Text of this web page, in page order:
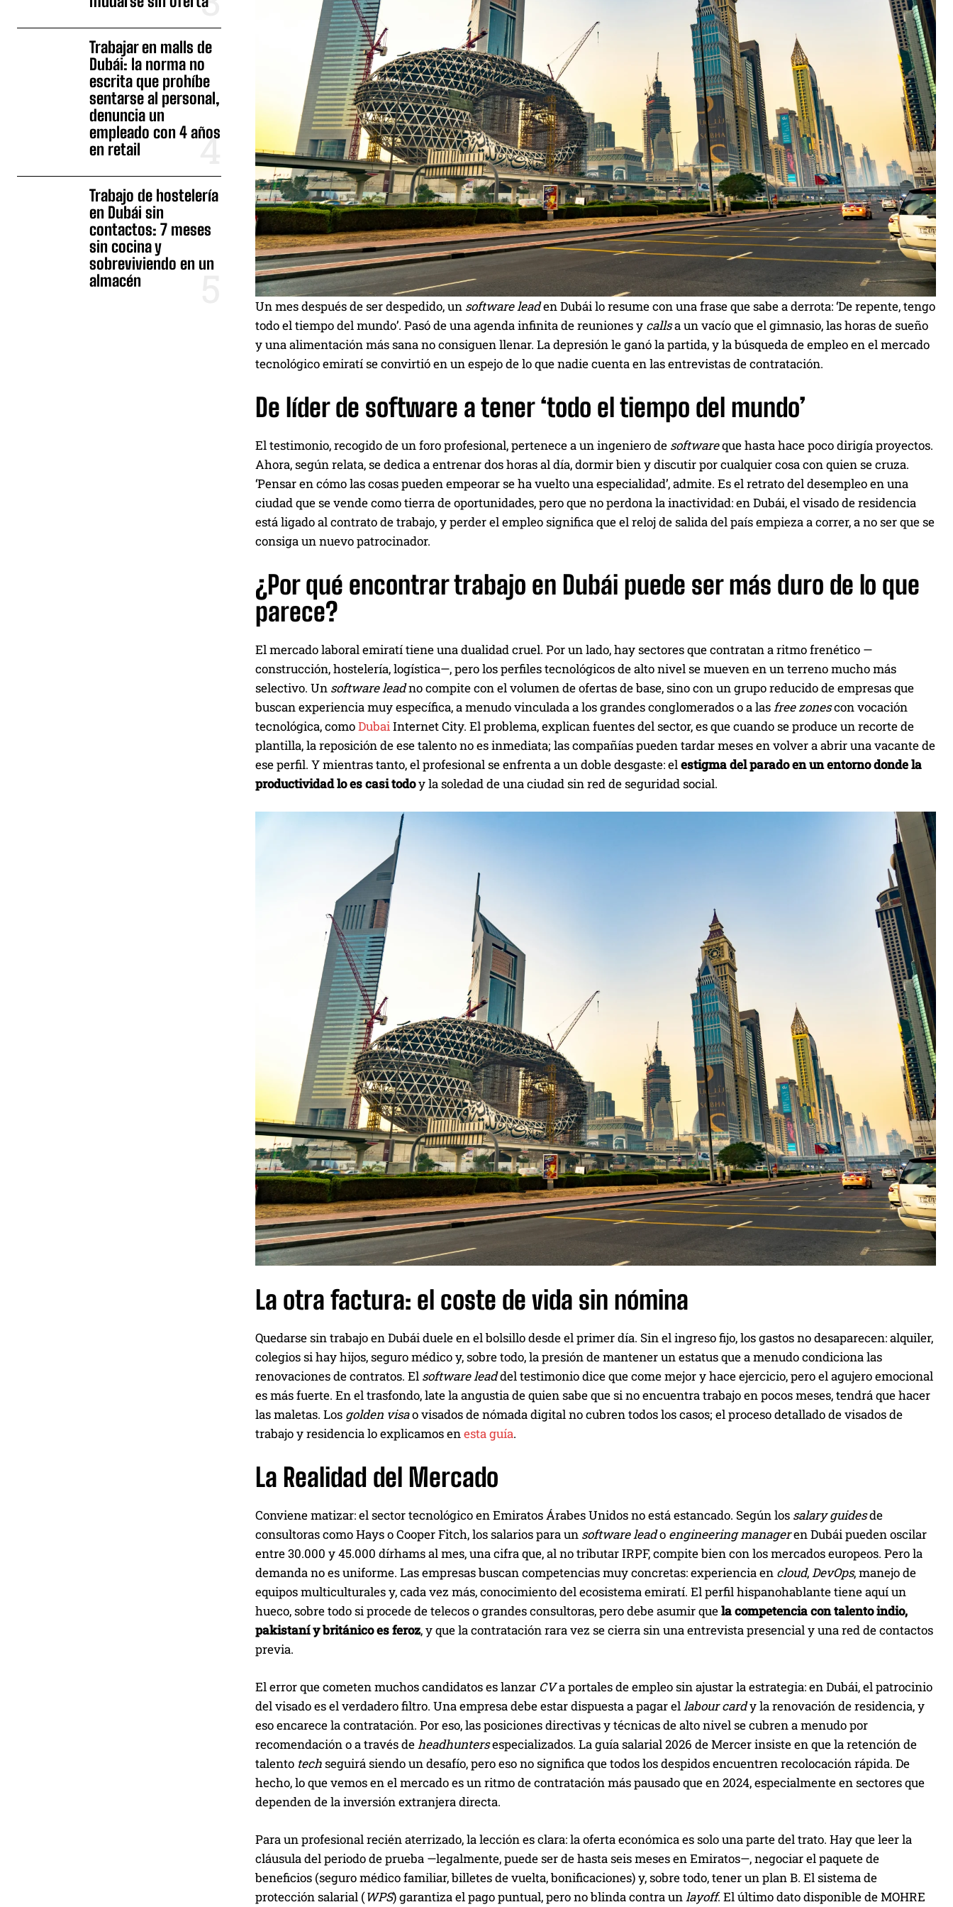
Trabajar en malls de
Dubái: la norma no
escrita que prohíbe
sentarse al personal,
denuncia un
empleado con 4 años
en retail
Trabajo de hostelería
en Dubái sin
contactos: 7 meses
sin cocina y
sobreviviendo en un
almacén
Un mes después de ser despedido, un software leaden Dubái lo resume con una frase que sabe a derrota: ‘De repente, tengo
todo el tiempo del mundo’. Pasó de una agenda infinita de reuniones y callsa un vacío que el gimnasio, las horas de sueño
y una alimentación más sana no consiguen llenar. La depresión le ganó la partida, y la búsqueda de empleo en el mercado
tecnológico emiratí se convirtió en un espejo de lo que nadie cuenta en las entrevistas de contratación.
De líder de software a tener ‘todo el tiempo del mundo’
El testimonio, recogido de un foro profesional, pertenece a un ingeniero de softwareque hasta hace poco dirigía proyectos.
Ahora, según relata, se dedica a entrenar dos horas al día, dormir bien y discutir por cualquier cosa con quien se cruza.
‘Pensar en cómo las cosas pueden empeorar se ha vuelto una especialidad’, admite. Es el retrato del desempleo en una
ciudad que se vende como tierra de oportunidades, pero que no perdona la inactividad: en Dubái, el visado de residencia
está ligado al contrato de trabajo, y perder el empleo significa que el reloj de salida del país empieza a correr, a no ser que se
consiga un nuevo patrocinador.
¿Por qué encontrar trabajo en Dubái puede ser más duro de lo que
parece?
El mercado laboral emiratí tiene una dualidad cruel. Por un lado, hay sectores que contratan a ritmo frenético —
construcción, hostelería, logística—, pero los perfiles tecnológicos de alto nivel se mueven en un terreno mucho más
selectivo. Un software leadno compite con el volumen de ofertas de base, sino con un grupo reducido de empresas que
buscan experiencia muy específica, a menudo vinculada a los grandes conglomerados o a lasfree zonescon vocación
tecnológica, comoDubaiInternet City. El problema, explican fuentes del sector, es que cuando se produce un recorte de
plantilla, la reposición de ese talento no es inmediata; las compañías pueden tardar meses en volver a abrir una vacante de
ese perfil. Y mientras tanto, el profesional se enfrenta a un doble desgaste: elestigma del parado en un entorno donde la
productividad lo es casi todoy la soledad de una ciudad sin red de seguridad social.
La otra factura: el coste de vida sin nómina
Quedarse sin trabajo en Dubái duele en el bolsillo desde el primer día. Sin el ingreso fijo, los gastos no desaparecen: alquiler,
colegios si hay hijos, seguro médico y, sobre todo, la presión de mantener un estatus que a menudo condiciona las
renovaciones de contratos. El software leaddel testimonio dice que come mejor y hace ejercicio, pero el agujero emocional
es más fuerte. En el trasfondo, late la angustia de quien sabe que si no encuentra trabajo en pocos meses, tendrá que hacer
las maletas. Los golden visao visados de nómada digital no cubren todos los casos; el proceso detallado de visados de
trabajo y residencia lo explicamos enesta guía.
La Realidad del Mercado
Conviene matizar: el sector tecnológico en Emiratos Árabes Unidos no está estancado. Según los salary guidesde
consultoras como Hays o Cooper Fitch, los salarios para un software leado engineering manageren Dubái pueden oscilar
entre 30.000 y 45.000 dírhams al mes, una cifra que, al no tributar IRPF, compite bien con los mercados europeos. Pero la
demanda no es uniforme. Las empresas buscan competencias muy concretas: experiencia en cloud,DevOps, manejo de
equipos multiculturales y, cada vez más, conocimiento del ecosistema emiratí. El perfil hispanohablante tiene aquí un
hueco, sobre todo si procede de telecos o grandes consultoras, pero debe asumir quela competencia con talento indio,
pakistaní y británico es feroz, y que la contratación rara vez se cierra sin una entrevista presencial y una red de contactos
previa.
El error que cometen muchos candidatos es lanzar CVa portales de empleo sin ajustar la estrategia: en Dubái, el patrocinio
del visado es el verdadero filtro. Una empresa debe estar dispuesta a pagar ellabour cardy la renovación de residencia, y
eso encarece la contratación. Por eso, las posiciones directivas y técnicas de alto nivel se cubren a menudo por
recomendación o a través deheadhuntersespecializados. La guía salarial 2026 de Mercer insiste en que la retención de
talento techseguirá siendo un desafío, pero eso no significa que todos los despidos encuentren recolocación rápida. De
hecho, lo que vemos en el mercado es un ritmo de contratación más pausado que en 2024, especialmente en sectores que
dependen de la inversión extranjera directa.
Para un profesional recién aterrizado, la lección es clara: la oferta económica es solo una parte del trato. Hay que leer la
cláusula del periodo de prueba —legalmente, puede ser de hasta seis meses en Emiratos—, negociar el paquete de
beneficios (seguro médico familiar, billetes de vuelta, bonificaciones) y, sobre todo, tener un plan B. El sistema de
protección salarial (WPS) garantiza el pago puntual, pero no blinda contra unlayoff. El último dato disponible de MOHRE